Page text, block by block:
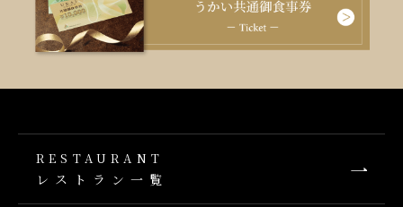
RESTAURANT
レストラン一覧